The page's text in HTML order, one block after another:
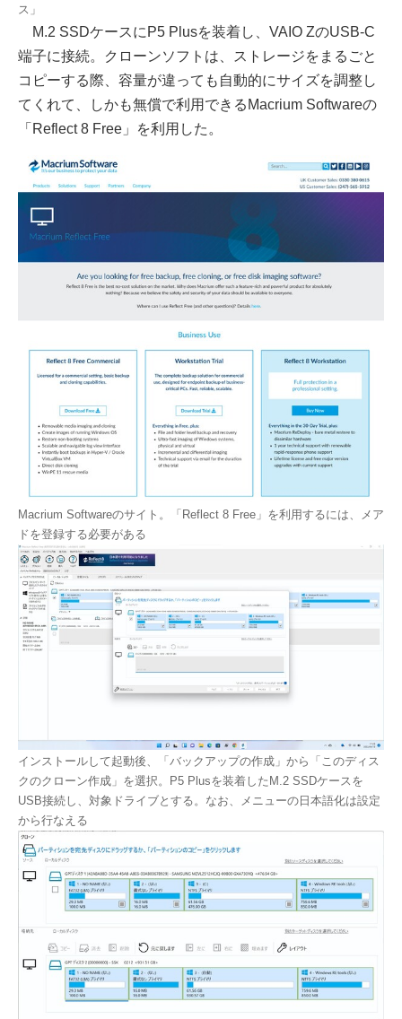
ス」
M.2 SSDケースにP5 Plusを装着し、VAIO ZのUSB-C
端子に接続。クローンソフトは、ストレージをまるごと
コピーする際、容量が違っても自動的にサイズを調整し
てくれて、しかも無償で利用できるMacrium Softwareの
「Reflect 8 Free」を利用した。
Macrium Softwareのサイト。「Reflect 8 Free」を利用するには、メア
ドを登録する必要がある
インストールして起動後、「バックアップの作成」から「このディス
クのクローン作成」を選択。P5 Plusを装着したM.2 SSDケースを
USB接続し、対象ドライブとする。なお、メニューの日本語化は設定
から行なえる